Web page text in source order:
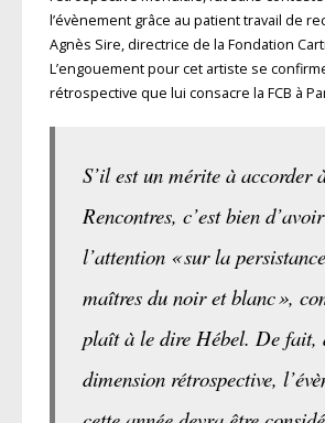
l’évènement grâce au patient travail de
Agnès Sire, directrice de la Fondation
L’engouement pour cet artiste se
rétrospective que lui consacre la FCB à
S’il est un mérite à accorder
Rencontres, c’est bien
l’attention « sur la
maîtres du noir et blanc »,
plaît à le dire Hébel. De fait,
dimension rétrospective,